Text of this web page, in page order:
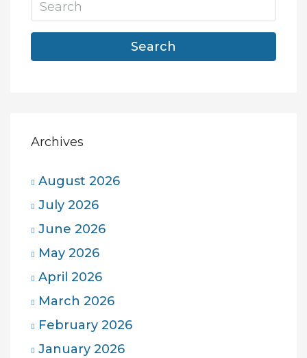
Search
Archives
August 2026
July 2026
June 2026
May 2026
April 2026
March 2026
February 2026
January 2026